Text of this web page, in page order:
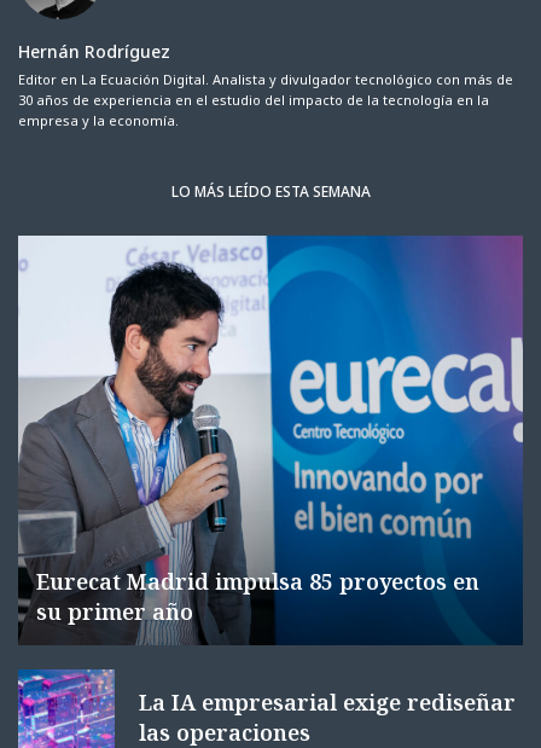
Hernán Rodríguez
Editor en La Ecuación Digital. Analista y divulgador tecnológico con más de
30 años de experiencia en el estudio del impacto de la tecnología en la
empresa y la economía.
LO MÁS LEÍDO ESTA SEMANA
Eurecat Madrid impulsa 85 proyectos en
su primer año
La IA empresarial exige rediseñar
las operaciones